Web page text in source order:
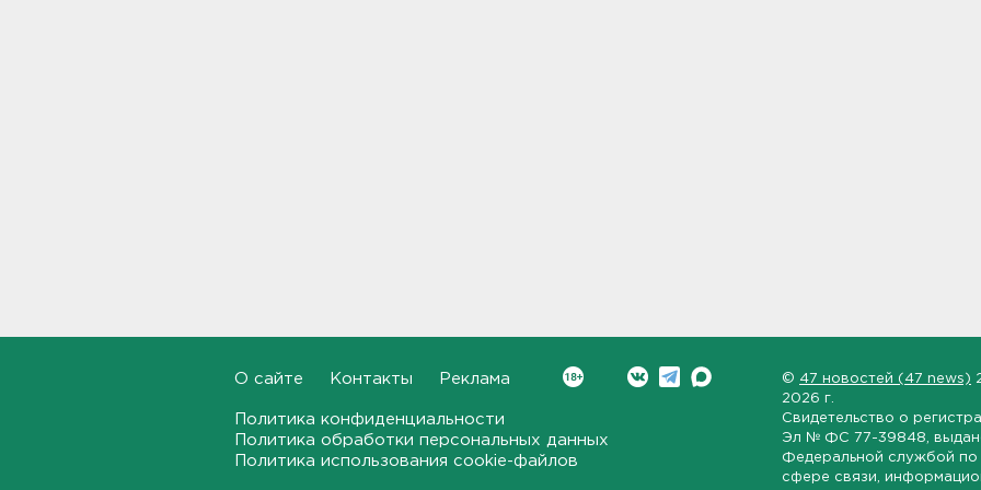
Для иностранных
экзамен по русскому
О сайте Контакты Реклама
Политика конфиденциальности
Политика обработки персональных данных
Политика использования cookie-файлов
© 47 новостей (47 news)
2026 г.
Свидетельство о
Эл № ФС 77-39848 ,
Федеральной службой по
сфере связи,